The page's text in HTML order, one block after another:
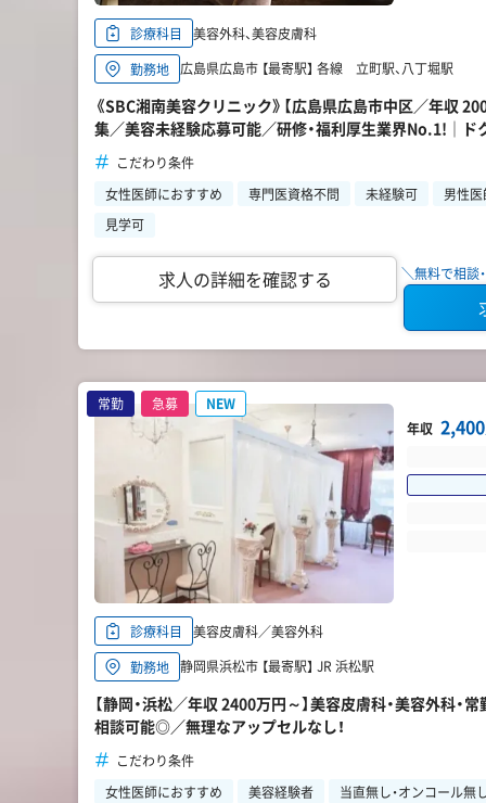
診療科目
美容外科、美容皮膚科
勤務地 広島県広島市 【最寄駅】 各線 立町駅、八丁堀駅
《SBC湘南美容クリニック》【広島県広島市中区／年収
集／美容未経験応募可能／研修・福利厚生業界No.1!｜ド
こだわり条件
女性医師におすすめ
専門医資格不問 未経験可
男性
見学可
求人の詳細を確認する ＼無料で相談
常勤 急募
NEW
年収
診療科目
美容皮膚科／美容外科
勤務地 静岡県浜松市 【最寄駅】 JR 浜松駅
【静岡・浜松／年収 2400万円～】美容皮膚科・美容外科・
相談可能◎／無理なアップセルなし！
こだわり条件
女性医師におすすめ
美容経験者 当直無し・オンコール無